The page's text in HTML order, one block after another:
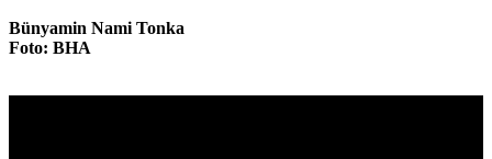
Bünyamin Nami Tonka
Foto: BHA